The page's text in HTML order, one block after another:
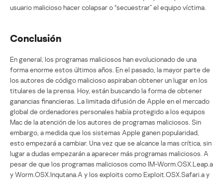
usuario malicioso hacer colapsar o “secuestrar” el equipo víctima.
Conclusión
En general, los programas maliciosos han evolucionado de una
forma enorme estos últimos años. En el pasado, la mayor parte de
los autores de código malicioso aspiraban obtener un lugar en los
titulares de la prensa. Hoy, están buscando la forma de obtener
ganancias financieras. La limitada difusión de Apple en el mercado
global de ordenadores personales había protegido a los equipos
Mac de la atención de los autores de programas maliciosos. Sin
embargo, a medida que los sistemas Apple ganen popularidad,
esto empezará a cambiar. Una vez que se alcance la mas crítica, sin
lugar a dudas empezarán a aparecer más programas maliciosos. A
pesar de que los programas maliciosos como IM-Worm.OSX.Leap.a
y Worm.OSX.Inqutana.A y los exploits como Exploit.OSX.Safari.a y